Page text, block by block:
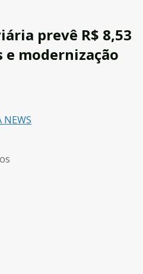
prevê R$ 8,53
e modernização
NEWS